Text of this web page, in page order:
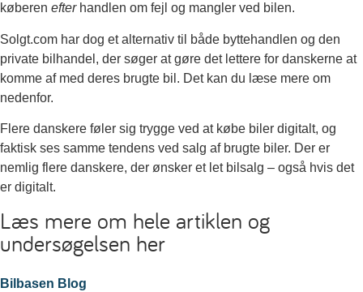
køberen efterhandlen om fejl og mangler ved bilen.
Solgt.com har dog et alternativ til både byttehandlen og den
private bilhandel, der søger at gøre det lettere for danskerne at
komme af med deres brugte bil. Det kan du læse mere om
nedenfor.
Flere danskere føler sig trygge ved at købe biler digitalt, og
faktisk ses samme tendens ved salg af brugte biler. Der er
nemlig flere danskere, der ønsker et let bilsalg – også hvis det
er digitalt.
Læs mere om hele artiklen og
undersøgelsen her
Bilbasen Blog